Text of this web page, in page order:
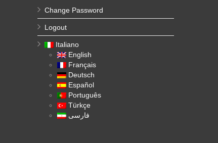
Change Password
Logout
Italiano
English
Français
Deutsch
Español
Português
Türkçe
فارسی